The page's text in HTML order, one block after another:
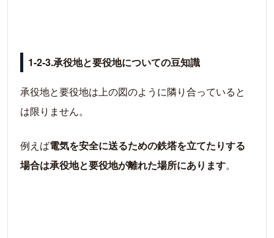
1-2-3.承役地と要役地についての豆知識
承役地と要役地は上の図のように隣り合っていると
は限りません。
例えば電気を安全に送るための鉄塔を立てたりする
場合は承役地と要役地が離れた場所にあります。